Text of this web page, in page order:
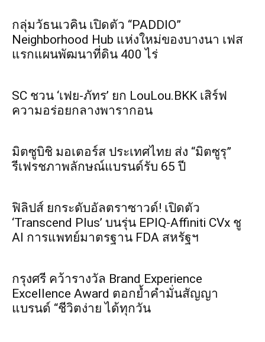
กลุ่มวัธนเวคิน เปิดตัว “PADDIO”
Neighborhood Hub แห่งใหม่ของบางนา เฟส
แรกแผนพัฒนาที่ดิน 400 ไร่
SC ชวน ‘เฟย-ภัทร’ ยก LouLou.BKK เสิร์ฟ
ความอร่อยกลางพารากอน
มิตซูบิชิ มอเตอร์ส ประเทศไทย ส่ง “มิตซูรุ”
รีเฟรชภาพลักษณ์แบรนด์รับ 65 ปี
ฟิลิปส์ ยกระดับอัลตราซาวด์! เปิดตัว
‘Transcend Plus’ บนรุ่น EPIQ-Affiniti CVx ชู
AI การแพทย์มาตรฐาน FDA สหรัฐฯ
กรุงศรี คว้ารางวัล Brand Experience
Excellence Award ตอกย้ำคำมั่นสัญญา
แบรนด์ “ชีวิตง่าย ได้ทุกวัน